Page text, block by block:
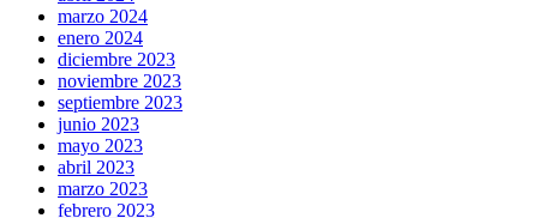
marzo 2024
enero 2024
diciembre 2023
noviembre 2023
septiembre 2023
junio 2023
mayo 2023
abril 2023
marzo 2023
febrero 2023